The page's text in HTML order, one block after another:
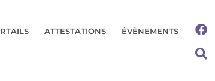
ATTESTATIONS ÉVÈNEMENTS